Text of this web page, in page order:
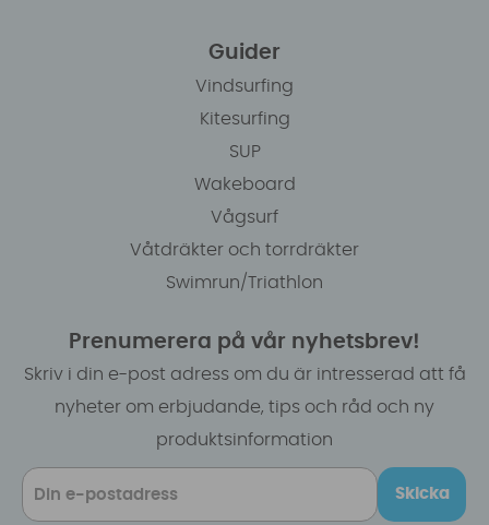
Guider
Vindsurfing
Kitesurfing
SUP
Wakeboard
Vågsurf
Våtdräkter och torrdräkter
Swimrun/Triathlon
Prenumerera på vår nyhetsbrev!
Skriv i din e-post adress om du är intresserad att få
nyheter om erbjudande, tips och råd och ny
produktsinformation
Skicka